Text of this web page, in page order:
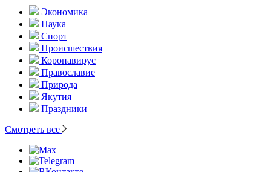
Экономика
Наука
Спорт
Происшествия
Коронавирус
Православие
Природа
Якутия
Праздники
Смотреть все